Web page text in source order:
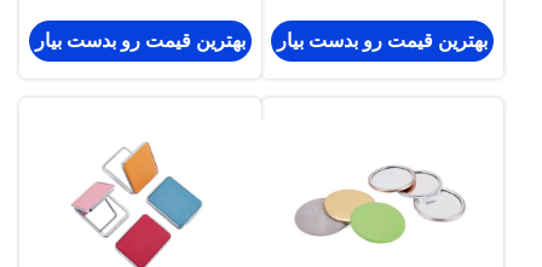
بهترین قیمت رو بدست بیار
ضخامت 10 میلی متری
آینه دستی کوچک
بهترین قیمت رو بدست بیار